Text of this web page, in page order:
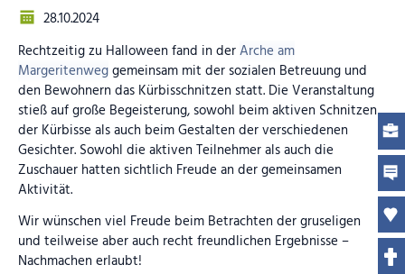
28.10.2024
Rechtzeitig zu Halloween fand in derArche am
Margeritenweggemeinsam mit der sozialen Betreuung und
den Bewohnern das Kürbisschnitzen statt. Die Veranstaltung
stieß auf große Begeisterung, sowohl beim aktiven Schnitzen
der Kürbisse als auch beim Gestalten der verschiedenen
Gesichter. Sowohl die aktiven Teilnehmer als auch die
Zuschauer hatten sichtlich Freude an der gemeinsamen
Aktivität.
Wir wünschen viel Freude beim Betrachten der gruseligen
und teilweise aber auch recht freundlichen Ergebnisse –
Nachmachen erlaubt!